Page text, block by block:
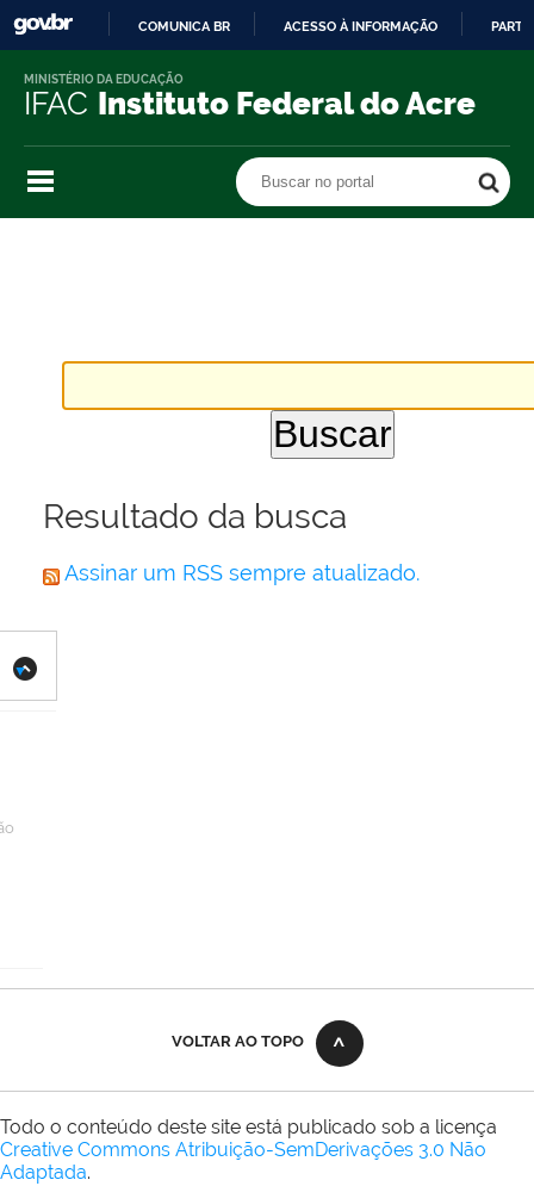
O
COMUNICA BR ACESSO À INFORMAÇÃO
IFAC Instituto Federal do Acre
MINISTÉRIO DA EDUCAÇÃO
Buscar no portal
Resultado da busca
Assinar um RSS sempre atualizado.
VOLTAR AO TOPO
Todo o conteúdo deste site está publicado sob a licença
Creative Commons Atribuição-SemDerivações 3.0 Não
Adaptada.